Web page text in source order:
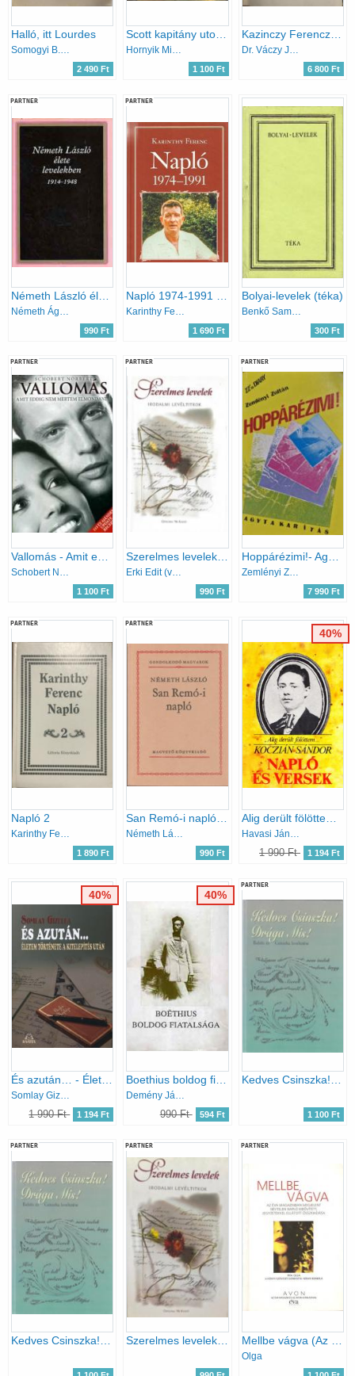
Halló, itt Lourdes
Somogyi B. Gergő
2 490 Ft
Hornyik Miklós
1 100 Ft
Kazinczy Ferencz levelezése X. (1812-1813)
Dr. Váczy János (szerk.)
6 800 Ft
PARTNER
990 Ft
PARTNER
1 690 Ft
Bolyai-levelek (téka)
Benkő Samu (szerk.)
300 Ft
PARTNER
Vallomás - Amit eddig nem mertem elmondani...
Schobert Norbert
1 100 Ft
PARTNER
Szerelmes levelek (irodalmi levéltitkok)
Erki Edit (válogatta)
990 Ft
PARTNER
Hoppárézimi!- Agytakarítás
Zemlényi Zoltán
7 990 Ft
PARTNER
Napló 2
Karinthy Ferenc
1 890 Ft
PARTNER
Németh László
990 Ft
Alig derült fölöttem... (Napló és versek Koczián Sándor hagyatékából)
Havasi János (szerk.)
1 990 Ft 1 194 Ft
40%
1 990 Ft 1 194 Ft
40%
990 Ft 594 Ft
40%
PARTNER
1 100 Ft
PARTNER PARTNER PARTNER
Olga